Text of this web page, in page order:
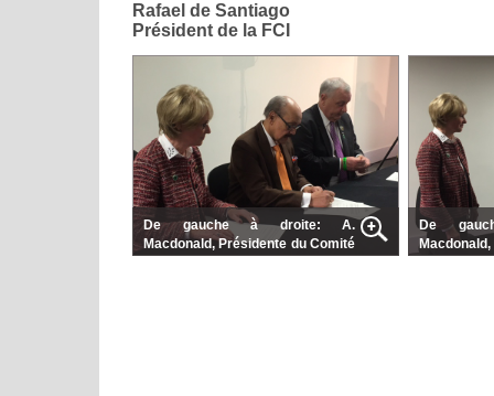
Rafael de Santiago
Président de la FCI
De gauche à droite: A.
Macdonald, Présidente du Comité
De